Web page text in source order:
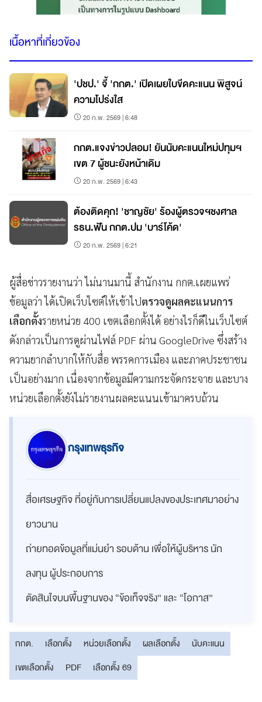
เนื้อหาที่เกี่ยวข้อง
'ปชป.' จี้ 'กกต.' เปิดเผยใบขีดคะแนน พิสูจน์
ความโปร่งใส
20 ก.พ. 2569 | 6:48
กกต.แจงข่าวปลอม! ยันนับคะแนนใหม่ปทุมฯ
เขต 7 ผู้ชนะยังหน้าเดิม
20 ก.พ. 2569 | 6:43
ต้องติดคุก! 'ชาญชัย' ร้องผู้ตรวจฯชงศาล
รธน.ฟัน กกต.ปม 'บาร์โค้ด'
20 ก.พ. 2569 | 6:21
ผู้สื่อข่าวรายงานว่า ไม่นานมานี้ สำนักงาน กกต.เผยแพร่
ข้อมูลว่า ได้เปิดเว็บไซต์ให้เข้าไปตรวจดูผลคะแนนการ
เลือกตั้งรายหน่วย 400 เขตเลือกตั้งได้ อย่างไรก็ดีในเว็บไซต์
ดังกล่าวเป็นการดูผ่านไฟล์ PDF ผ่าน GoogleDrive ซึ่งสร้าง
ความยากลำบากให้กับสื่อ พรรคการเมือง และภาคประชาชน
เป็นอย่างมาก เนื่องจากข้อมูลมีความกระจัดกระจาย และบาง
หน่วยเลือกตั้งยังไม่รายงานผลคะแนนเข้ามาครบถ้วน
กรุงเทพธุรกิจ
สื่อเศรษฐกิจ ที่อยู่กับการเปลี่ยนแปลงของประเทศมาอย่าง
ยาวนาน
ถ่ายทอดข้อมูลที่แม่นยำ รอบด้าน เพื่อให้ผู้บริหาร นัก
ลงทุน ผู้ประกอบการ
ตัดสินใจบนพื้นฐานของ “ข้อเท็จจริง” และ “โอกาส”
กกต. เลือกตั้ง หน่วยเลือกตั้ง ผลเลือกตั้ง
นับคะแนน
เขตเลือกตั้ง
PDF เลือกตั้ง 69